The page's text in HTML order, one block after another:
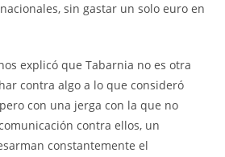
sin gastar un solo euro en
explicó que Tabarnia no es otra
contra algo a lo que consideró
con una jerga con la que no
contra ellos, un
constantemente el